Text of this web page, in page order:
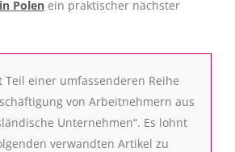
Polen ein praktischer nächster
Teil einer umfassenderen Reihe
von Arbeitnehmern aus
Unternehmen“. Es lohnt
verwandten Artikel zu